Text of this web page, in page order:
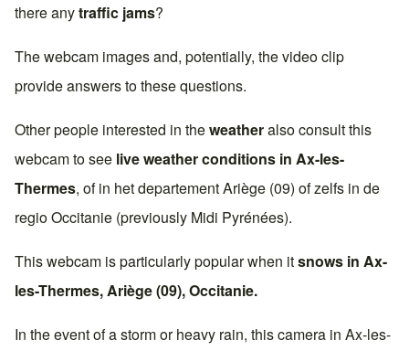
there anytraffic jams?
The webcam images and, potentially, the video clip
provide answers to these questions.
Other people interested in theweatheralso consult this
webcam to see live weather conditions in Ax-les-
Thermes, of in het departementAriège (09) of zelfs in de
regioOccitanie (previously Midi Pyrénées).
This webcam is particularly popular when itsnows in Ax-
les-Thermes,Ariège (09),Occitanie.
In the event of a storm or heavy rain, this camera in Ax-les-